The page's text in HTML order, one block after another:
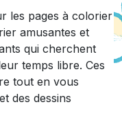
les pages à colorier
amusantes et
qui cherchent
temps libre. Ces
tout en vous
des dessins